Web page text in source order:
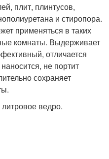
плит, плинтусов,
и стиропора.
применяться в таких
комнаты. Выдерживает
отличается
не портит
сохраняет
ведро.